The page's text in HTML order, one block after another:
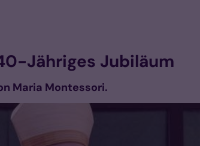
Jähriges Jubiläum
Maria Montessori.